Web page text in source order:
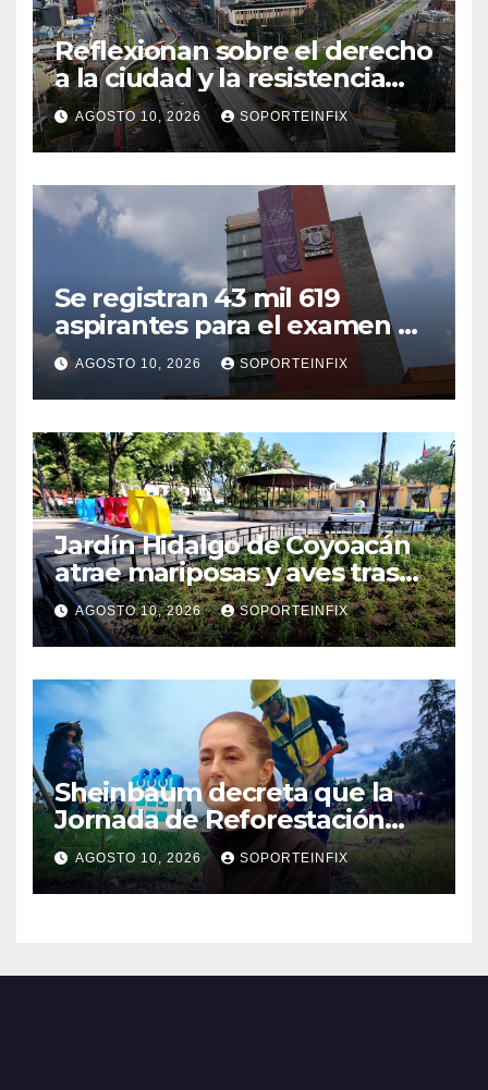
Reflexionan sobre el derecho
a la ciudad y la resistencia
desde el barrio
AGOSTO 10, 2026 SOPORTEINFIX
Se registran 43 mil 619
aspirantes para el examen de
ingreso a la UNAM
AGOSTO 10, 2026 SOPORTEINFIX
Jardín Hidalgo de Coyoacán
atrae mariposas y aves tras
convertirse en espacio
polinizador
AGOSTO 10, 2026 SOPORTEINFIX
Sheinbaum decreta que la
Jornada de Reforestación
sea cada segundo domingo
de agosto
AGOSTO 10, 2026 SOPORTEINFIX